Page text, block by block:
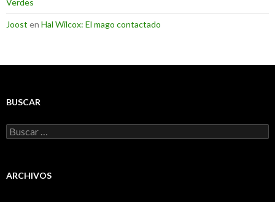
Verdes
Joost en Hal Wilcox: El mago contactado
BUSCAR
Buscar:
ARCHIVOS